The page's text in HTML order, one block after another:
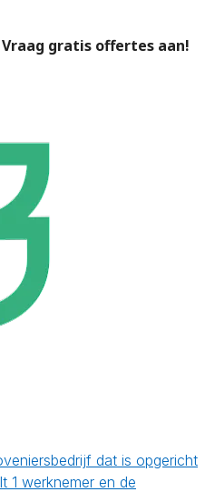
gratis offertes aan!
dat is opgericht
1 werknemer en de